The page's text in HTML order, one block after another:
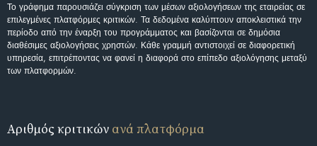
Το γράφημα παρουσιάζει σύγκριση των μέσων αξιολογήσεων της εταιρείας σε
επιλεγμένες πλατφόρμες κριτικών. Τα δεδομένα καλύπτουν αποκλειστικά την
περίοδο από την έναρξη του προγράμματος και βασίζονται σε δημόσια
διαθέσιμες αξιολογήσεις χρηστών. Κάθε γραμμή αντιστοιχεί σε διαφορετική
υπηρεσία, επιτρέποντας να φανεί η διαφορά στο επίπεδο αξιολόγησης μεταξύ
των πλατφορμών.
Αριθμός κριτικών ανά πλατφόρμα